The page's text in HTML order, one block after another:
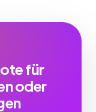
für
oder